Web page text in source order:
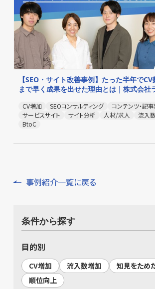
【SEO・サイト改善事例】たった半年で
まで早く成果を出せた理由とは｜株式会社
CV増加 SEOコンサルティング
コンテンツ・記
サービスサイト
サイト分析 人材/求人 流入
BtoC
事例紹介一覧に戻る
条件から探す
目的別
CV増加 流入数増加
知見をため
順位向上